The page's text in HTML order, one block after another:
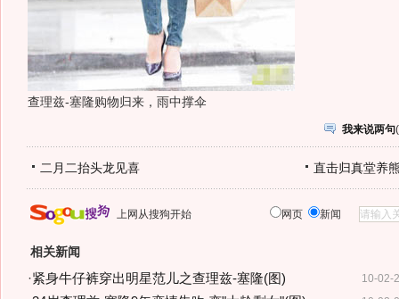
查理兹-塞隆购物归来，雨中撑伞
我来说两句(
二月二抬头龙见喜 直击归真堂养
上网从搜狗开始 网页 新闻
相关新闻
10-02-
·紧身牛仔裤穿出明星范儿之查理兹-塞隆(图)